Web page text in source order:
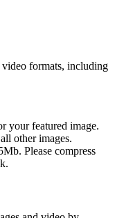
formats, including
your featured image.
other images.
Please compress